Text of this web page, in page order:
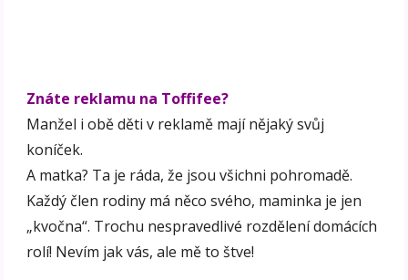
Znáte reklamu na Toffifee?
Manžel i obě děti v reklamě mají nějaký svůj
koníček.
A matka? Ta je ráda, že jsou všichni pohromadě.
Každý člen rodiny má něco svého, maminka je jen
„kvočna“. Trochu nespravedlivé rozdělení domácích
rolí! Nevím jak vás, ale mě to štve!